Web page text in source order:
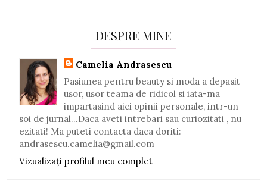
DESPRE MINE
Camelia Andrasescu
Pasiunea pentru beauty si moda a depasit
usor, usor teama de ridicol si iata-ma
impartasind aici opinii personale, intr-un
soi de jurnal...Daca aveti intrebari sau curiozitati , nu
ezitati! Ma puteti contacta daca doriti:
andrasescu.camelia@gmail.com
Vizualizați profilul meu complet